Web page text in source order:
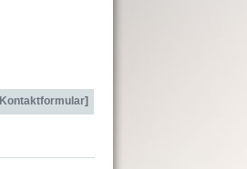
Kontaktformular]